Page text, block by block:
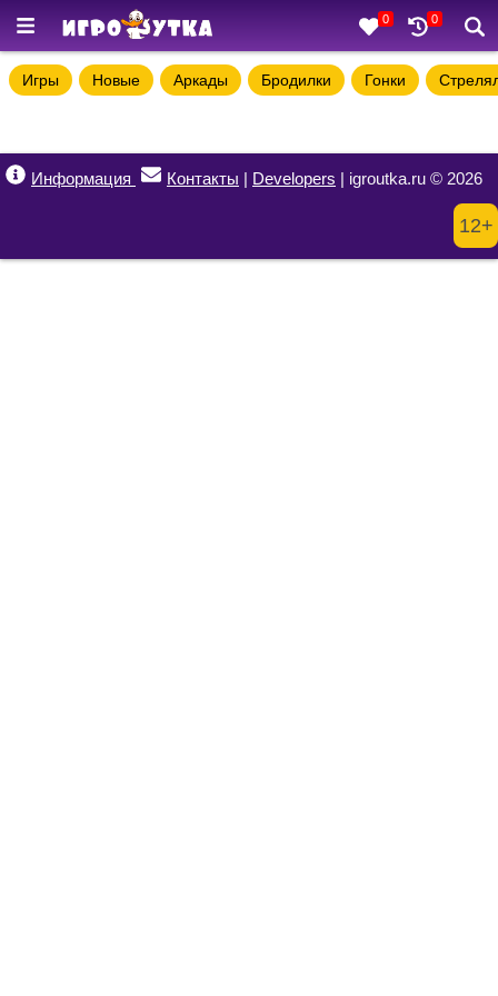
0 0
Игры Новые Аркады Бродилки Гонки
Информация Контакты | Developers | igroutka.ru © 2026
12+